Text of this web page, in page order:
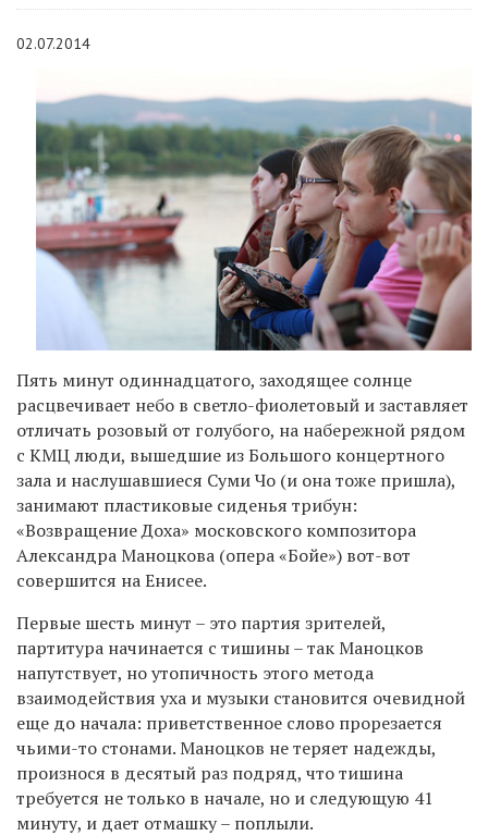
02.07.2014
Пять минут одиннадцатого, заходящее солнце
расцвечивает небо в светло-фиолетовый и заставляет
отличать розовый от голубого, на набережной рядом
с КМЦ люди, вышедшие из Большого концертного
зала и наслушавшиеся Суми Чо (и она тоже пришла),
занимают пластиковые сиденья трибун:
«Возвращение Доха» московского композитора
Александра Маноцкова (опера «Бойе») вот-вот
совершится на Енисее.
Первые шесть минут – это партия зрителей,
партитура начинается с тишины – так Маноцков
напутствует, но утопичность этого метода
взаимодействия уха и музыки становится очевидной
еще до начала: приветственное слово прорезается
чьими-то стонами. Маноцков не теряет надежды,
произнося в десятый раз подряд, что тишина
требуется не только в начале, но и следующую 41
минуту, и дает отмашку – поплыли.